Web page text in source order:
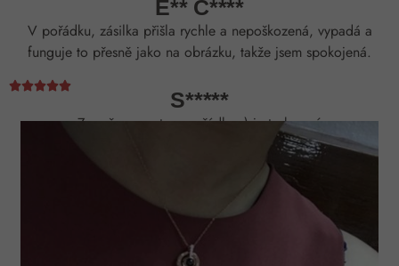
E** Č****
V pořádku, zásilka přišla rychle a nepoškozená, vypadá a
funguje to přesně jako na obrázku, takže jsem spokojená.

S*****
Za mě naprosto v pořádku :) je to krasné